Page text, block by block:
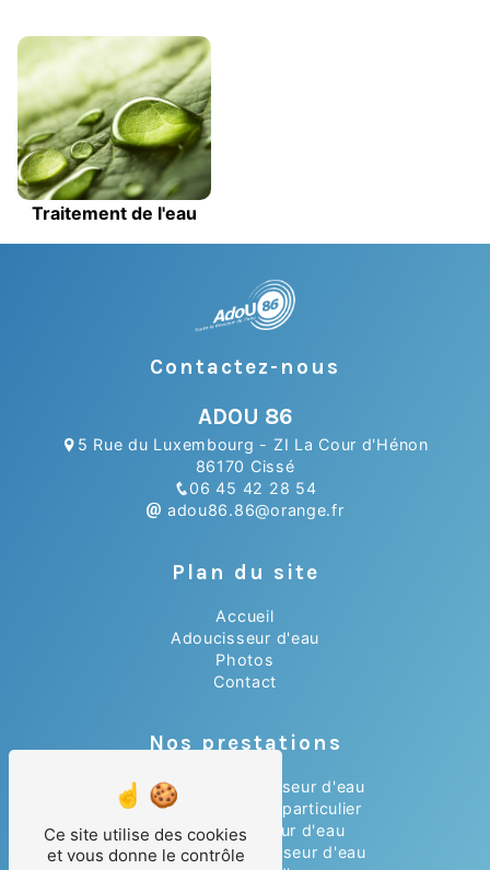
Traitement de l'eau
Contactez-nous
ADOU 86
5 Rue du Luxembourg - ZI La Cour d'Hénon
86170 Cissé
06 45 42 28 54
adou86.86@orange.fr
Plan du site
Accueil
Adoucisseur d'eau
Photos
Contact
Nos prestations
Installation adoucisseur d'eau
Adoucisseur d'eau particulier
Achat adoucisseur d'eau
Dépannage adoucisseur d'eau
Ce site utilise des cookies
et vous donne le contrôle